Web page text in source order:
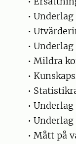
•
•
•
• Mildra
•
•
•
•
• Mått på